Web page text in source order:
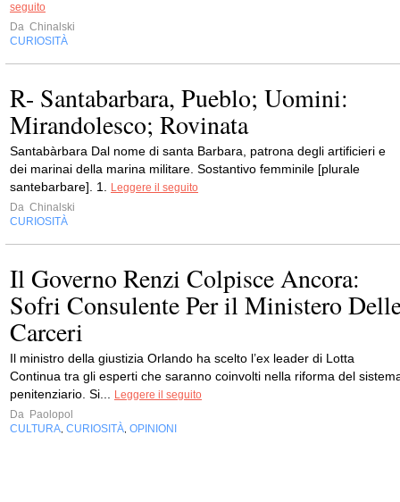
seguito
Da Chinalski
CURIOSITÀ
R- Santabarbara, Pueblo; Uomini:
Mirandolesco; Rovinata
Santabàrbara Dal nome di santa Barbara, patrona degli artificieri e
dei marinai della marina militare. Sostantivo femminile [plurale
santebarbare]. 1.
Leggere il seguito
Da Chinalski
CURIOSITÀ
Il Governo Renzi Colpisce Ancora:
Sofri Consulente Per il Ministero
Carceri
Il ministro della giustizia Orlando ha scelto l’ex leader di Lotta
Continua tra gli esperti che saranno coinvolti nella riforma del
penitenziario. Si...
Leggere il seguito
Da Paolopol
CULTURA CURIOSITÀ OPINIONI